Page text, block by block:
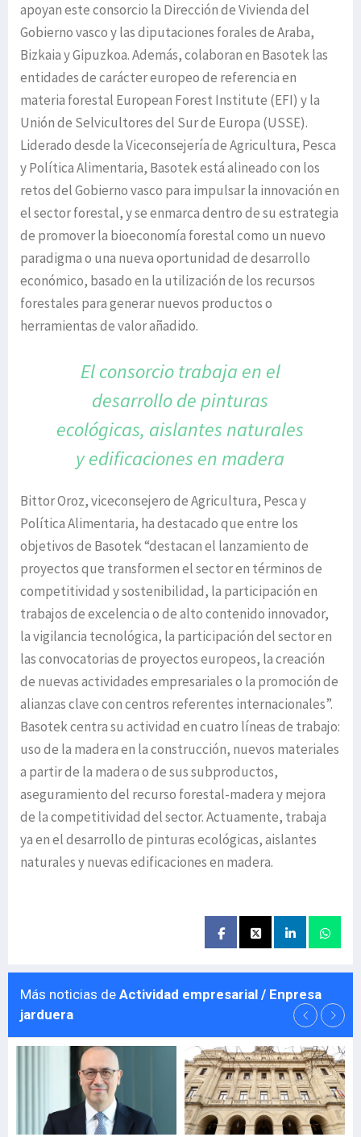
apoyan este consorcio la Dirección de Vivienda del
Gobierno vasco y las diputaciones forales de Araba,
Bizkaia y Gipuzkoa. Además, colaboran en Basotek las
entidades de carácter europeo de referencia en
materia forestal European Forest Institute (EFI) y la
Unión de Selvicultores del Sur de Europa (USSE).
Liderado desde la Viceconsejería de Agricultura, Pesca
y Política Alimentaria, Basotek está alineado con los
retos del Gobierno vasco para impulsar la innovación en
el sector forestal, y se enmarca dentro de su estrategia
de promover la bioeconomía forestal como un nuevo
paradigma o una nueva oportunidad de desarrollo
económico, basado en la utilización de los recursos
forestales para generar nuevos productos o
herramientas de valor añadido.
El consorcio trabaja en el
desarrollo de pinturas
ecológicas, aislantes naturales
y edificaciones en madera
Bittor Oroz, viceconsejero de Agricultura, Pesca y
Política Alimentaria, ha destacado que entre los
objetivos de Basotek “destacan el lanzamiento de
proyectos que transformen el sector en términos de
competitividad y sostenibilidad, la participación en
trabajos de excelencia o de alto contenido innovador,
la vigilancia tecnológica, la participación del sector en
las convocatorias de proyectos europeos, la creación
de nuevas actividades empresariales o la promoción de
alianzas clave con centros referentes internacionales”.
Basotek centra su actividad en cuatro líneas de trabajo:
uso de la madera en la construcción, nuevos materiales
a partir de la madera o de sus subproductos,
aseguramiento del recurso forestal-madera y mejora
de la competitividad del sector. Actuamente, trabaja
ya en el desarrollo de pinturas ecológicas, aislantes
naturales y nuevas edificaciones en madera.
Más noticias de Actividad empresarial / Enpresa
jarduera